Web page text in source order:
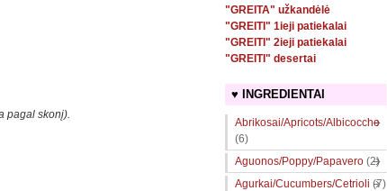
pagal skonį)
"GREITA" užkandėlė
"GREITI" 1ieji patiekalai
"GREITI" 2ieji patiekalai
"GREITI" desertai
♥ INGREDIENTAI
Abrikosai/Apricots/Albicocche
(6)
Aguonos/Poppy/Papavero (2)
Agurkai/Cucumbers/Cetrioli (7)